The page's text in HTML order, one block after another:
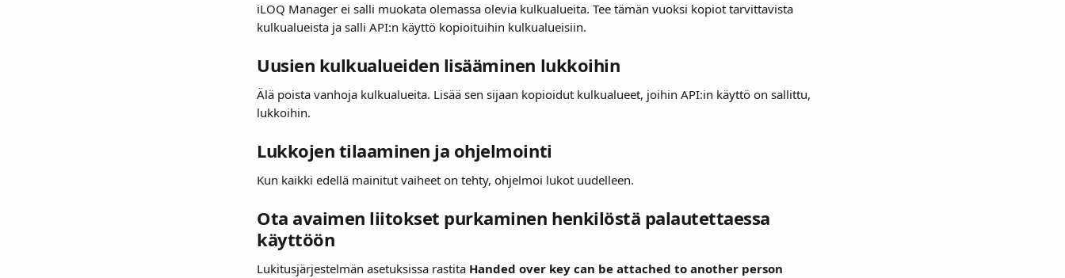
iLOQ Manager ei salli muokata olemassa olevia kulkualueita. Tee tämän vuoksi kopiot tarvittavista
kulkualueista ja salli API:n käyttö kopioituihin kulkualueisiin.
Uusien kulkualueiden lisääminen lukkoihin
Älä poista vanhoja kulkualueita. Lisää sen sijaan kopioidut kulkualueet, joihin API:in käyttö on sallittu,
lukkoihin.
Lukkojen tilaaminen ja ohjelmointi
Kun kaikki edellä mainitut vaiheet on tehty, ohjelmoi lukot uudelleen.
Ota avaimen liitokset purkaminen henkilöstä palautettaessa
käyttöön
Lukitusjärjestelmän asetuksissa rastita Handed over key can be attached to another person